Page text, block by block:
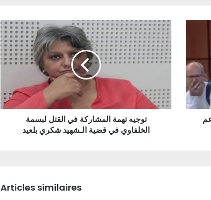
توجيه تهمة المشاركة في القتل لبسمة
الخلفاوي في قضية الـشهيد شكري بلعيد
Articles similaires